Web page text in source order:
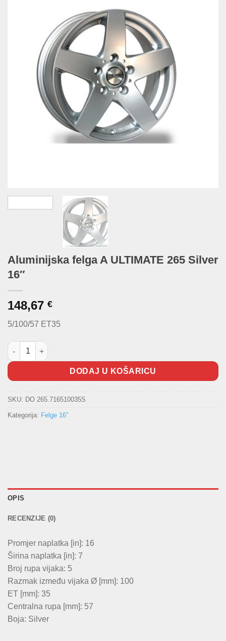
Aluminijska felga A ULTIMATE 265 Silver
16″
148,67 €
5/100/57 ET35
Aluminijska felga A ULTIMATE 265 Silver 16" količina
DODAJ U KOŠARICU
SKU: DO 265.716510035S
Kategorija: Felge 16"
OPIS
RECENZIJE (0)
Promjer naplatka [in]: 16
Širina naplatka [in]: 7
Broj rupa vijaka: 5
Razmak između vijaka Ø [mm]: 100
ET [mm]: 35
Centralna rupa [mm]: 57
Boja: Silver